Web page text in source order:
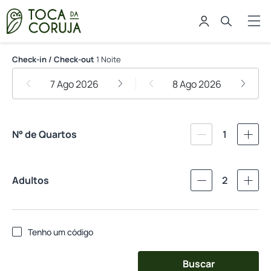
Toca da Coruja - Eco Luxury
Check-in / Check-out 1 Noite
7 Ago 2026 8 Ago 2026
N° de Quartos 1
Adultos 2
Tenho um código
Buscar